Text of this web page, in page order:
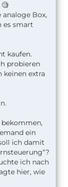
analoge Box,
es smart
kaufen.
probieren
keinen extra
ein
ich damit
ich nach
hier, wie